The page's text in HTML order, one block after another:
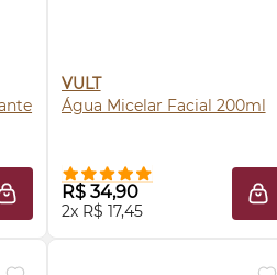
ADICIONAR À SACOLA
VULT
Água Micelar Facial 200ml
R$ 34,90
2x R$ 17,45
COMPRE AGORA ❯